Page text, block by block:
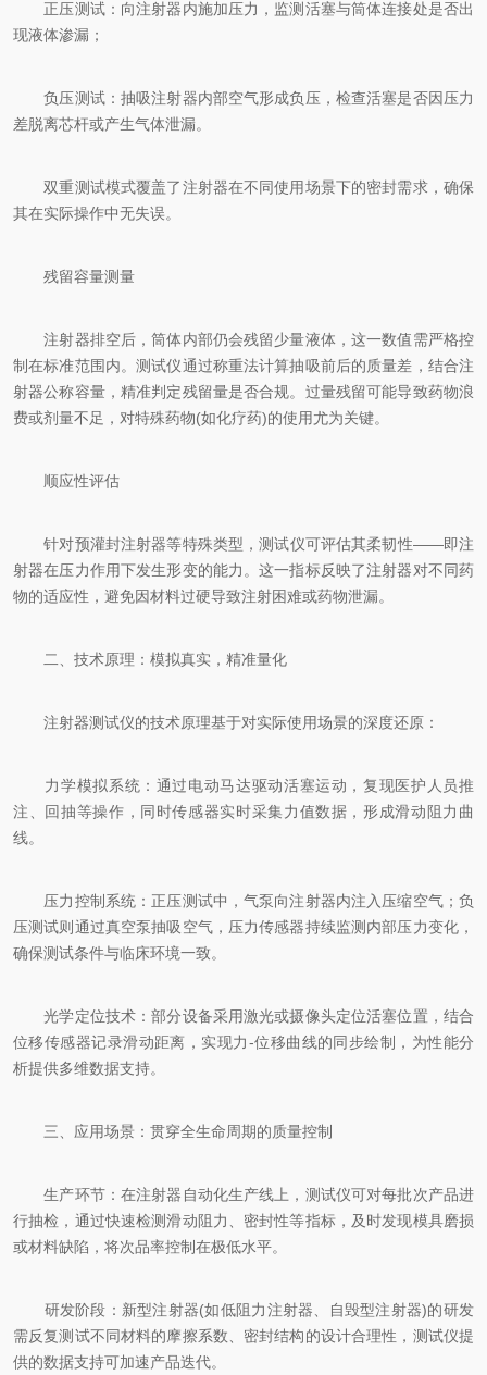
正压测试：向注射器内施加压力，监测活塞与筒体连接处是否出
现液体渗漏；
负压测试：抽吸注射器内部空气形成负压，检查活塞是否因压力
差脱离芯杆或产生气体泄漏。
双重测试模式覆盖了注射器在不同使用场景下的密封需求，确保
其在实际操作中无失误。
残留容量测量
注射器排空后，筒体内部仍会残留少量液体，这一数值需严格控
制在标准范围内。测试仪通过称重法计算抽吸前后的质量差，结合注
射器公称容量，精准判定残留量是否合规。过量残留可能导致药物浪
费或剂量不足，对特殊药物(如化疗药)的使用尤为关键。
顺应性评估
针对预灌封注射器等特殊类型，测试仪可评估其柔韧性——即注
射器在压力作用下发生形变的能力。这一指标反映了注射器对不同药
物的适应性，避免因材料过硬导致注射困难或药物泄漏。
二、技术原理：模拟真实，精准量化
注射器测试仪的技术原理基于对实际使用场景的深度还原：
力学模拟系统：通过电动马达驱动活塞运动，复现医护人员推
注、回抽等操作，同时传感器实时采集力值数据，形成滑动阻力曲
线。
压力控制系统：正压测试中，气泵向注射器内注入压缩空气；负
压测试则通过真空泵抽吸空气，压力传感器持续监测内部压力变化，
确保测试条件与临床环境一致。
光学定位技术：部分设备采用激光或摄像头定位活塞位置，结合
位移传感器记录滑动距离，实现力-位移曲线的同步绘制，为性能分
析提供多维数据支持。
三、应用场景：贯穿全生命周期的质量控制
生产环节：在注射器自动化生产线上，测试仪可对每批次产品进
行抽检，通过快速检测滑动阻力、密封性等指标，及时发现模具磨损
或材料缺陷，将次品率控制在极低水平。
研发阶段：新型注射器(如低阻力注射器、自毁型注射器)的研发
需反复测试不同材料的摩擦系数、密封结构的设计合理性，测试仪提
供的数据支持可加速产品迭代。